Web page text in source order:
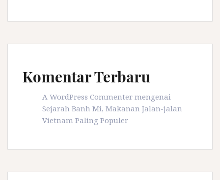
Komentar Terbaru
A WordPress Commenter mengenai
Sejarah Banh Mi, Makanan Jalan-jalan
Vietnam Paling Populer